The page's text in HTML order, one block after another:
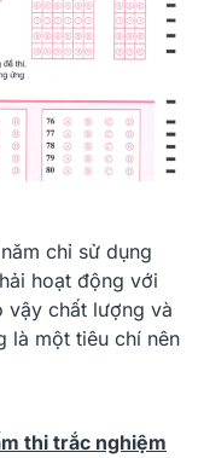
chỉ sử dụng
hoạt động với
vậy chất lượng và
là một tiêu chí nên
thi trắc nghiệm